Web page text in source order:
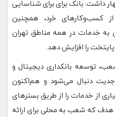
داشت: بانک برای برای شناسایی
کسب‌وکارهای خرد، همچنین
خدمات در همه مناطق تهران
را افزایش دهد.
توسعه بانکداری دیجیتال و
۷ ‌در۲۴ نیز با جدیت دنبال می‌شود و هم‌اکنون
از خدمات را از طریق بسترهای
هدف که شعب به محلی برای ارائه